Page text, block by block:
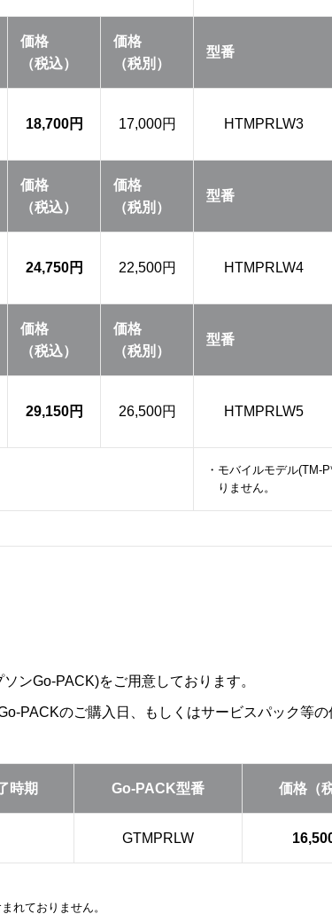
価格
（税込）
価格
（税別）
型番
18,700円 17,000円 HTMPRLW3
価格
（税込）
価格
（税別）
型番
24,750円 22,500円 HTMPRLW4
価格
（税込）
価格
（税別）
型番
29,150円 26,500円 HTMPRLW5
・モバイルモデル(TM-
りません。
ンGo-PACK)をご用意しております。
PACKのご購入日、もしくはサービスパック等
時期 Go-PACK型番 価格（
GTMPRLW
れておりません。